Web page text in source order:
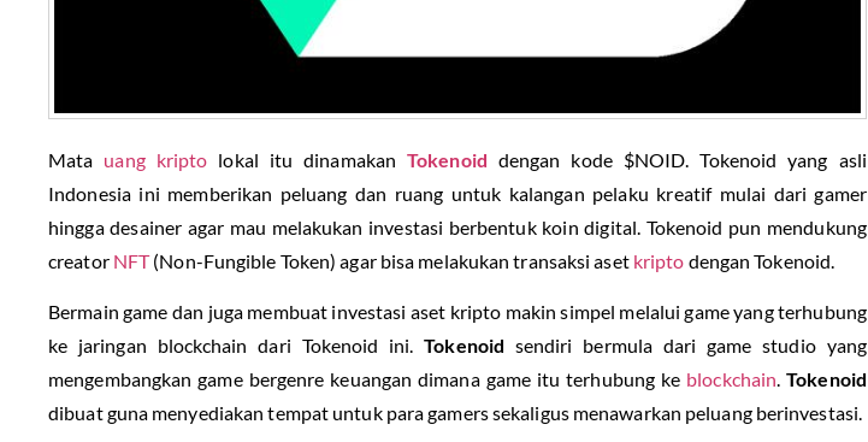
Mata uang kripto lokal itu dinamakanTokenoid dengan kode $NOID. Tokenoid yang asli
Indonesia ini memberikan peluang dan ruang untuk kalangan pelaku kreatif mulai dari gamer
hingga desainer agar mau melakukan investasi berbentuk koin digital. Tokenoid pun mendukung
creator NFT(Non-Fungible Token) agar bisa melakukan transaksi aset kripto dengan Tokenoid.
Bermain game dan juga membuat investasi aset kripto makin simpel melalui game yang terhubung
ke jaringan blockchain dari Tokenoid ini.Tokenoid sendiri bermula dari game studio yang
mengembangkan game bergenre keuangan dimana game itu terhubung ke blockchain.Tokenoid
dibuat guna menyediakan tempat untuk para gamers sekaligus menawarkan peluang berinvestasi.